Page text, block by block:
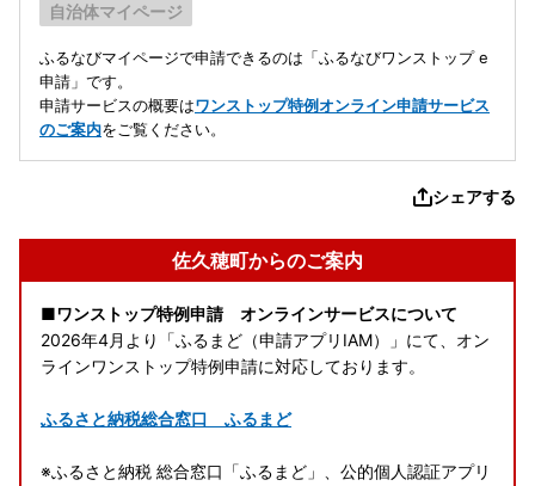
自治体マイページ
ふるなびマイページで申請できるのは「ふるなびワンストップ e
申請」です。
申請サービスの概要はワンストップ特例オンライン申請サービス
のご案内をご覧ください。
シェアする
佐久穂町からのご案内
■ワンストップ特例申請 オンラインサービスについて
2026年4月より「ふるまど（申請アプリIAM）」にて、オン
ラインワンストップ特例申請に対応しております。
ふるさと納税総合窓口 ふるまど
※ふるさと納税 総合窓口「ふるまど」、公的個人認証アプリ